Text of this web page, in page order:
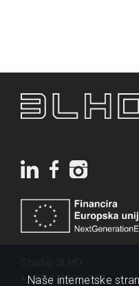
+385 1 2320 200
Naše internetske